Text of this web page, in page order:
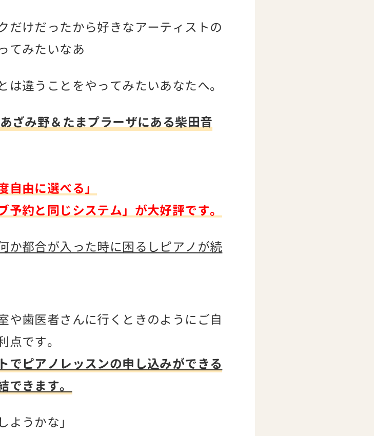
けだったから好きなアーティストの
てみたいなあ
違うことをやってみたいあなたへ。
ざみ野＆たまプラーザにある柴田音
自由に選べる」
予約と同じシステム」が大好評です。
か都合が入った時に困るしピアノが続
や歯医者さんに行くときのようにご自
です。
でピアノレッスンの申し込みができる
きます。
うかな」